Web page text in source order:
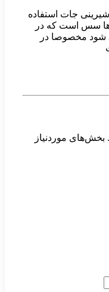
شیرینی جات استفاده
ها سس است که در
شود مخصوصا در
بخش‌های موردنیاز